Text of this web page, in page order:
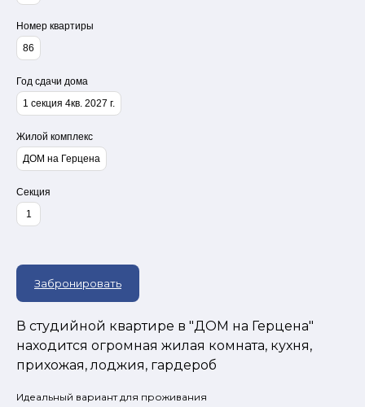
Номер квартиры
86
Год сдачи дома
1 секция 4кв. 2027 г.
Жилой комплекс
ДОМ на Герцена
Секция
1
Забронировать
В студийной квартире в "ДОМ на Герцена"
находится огромная жилая комната, кухня,
прихожая, лоджия, гардероб
Идеальный вариант для проживания